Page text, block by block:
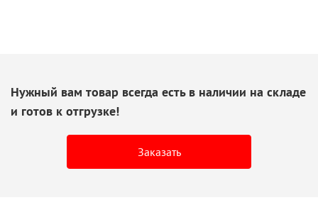
Нужный вам товар всегда есть в наличии на складе
и готов к отгрузке!
Заказать